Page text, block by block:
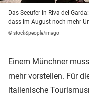
Das Seeufer in Riva del
dass im August noch mehr
© stock&people/imago
Einem Münchner
mehr vorstellen. Für
italienische